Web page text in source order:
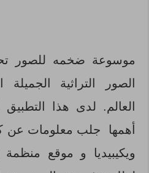
موسوعة ضخمه للصور
الصور التراثية
العالم. لدى هذا
أهمها جلب معلومات
ويكيبيديا و موقع منظمة